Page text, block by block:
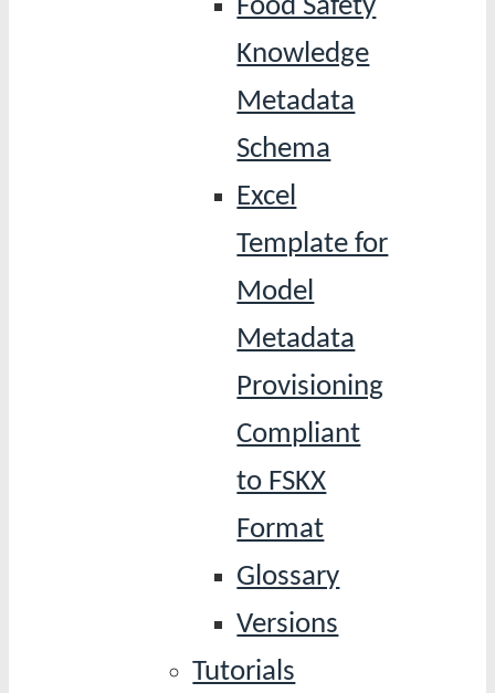
Food Safety
Knowledge
Metadata
Schema
Excel
Template for
Model
Metadata
Provisioning
Compliant
to FSKX
Format
Glossary
Versions
Tutorials